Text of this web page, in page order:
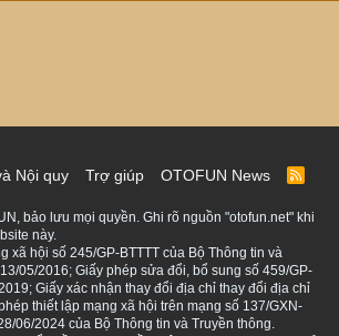
Nội quy Trợ giúp OTOFUN News
R
S
bảo lưu mọi quyền. Ghi rõ nguồn "otofun.net" khi
này.
xã hội số 245/GP-BTTTT của Bộ Thông tin và
05/2016; Giấy phép sửa đổi, bổ sung số 459/GP-
Giấy xác nhận thay đổi địa chỉ thay đổi địa chỉ
thiết lập mạng xã hội trên mạng số 137/GXN-
06/2024 của Bộ Thông tin và Truyền thông.